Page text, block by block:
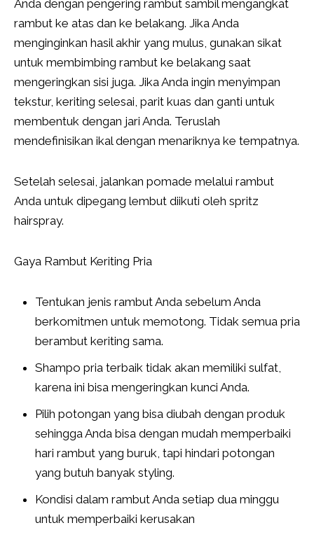
Anda dengan pengering rambut sambil mengangkat
rambut ke atas dan ke belakang. Jika Anda
menginginkan hasil akhir yang mulus, gunakan sikat
untuk membimbing rambut ke belakang saat
mengeringkan sisi juga. Jika Anda ingin menyimpan
tekstur, keriting selesai, parit kuas dan ganti untuk
membentuk dengan jari Anda. Teruslah
mendefinisikan ikal dengan menariknya ke tempatnya.
Setelah selesai, jalankan pomade melalui rambut
Anda untuk dipegang lembut diikuti oleh spritz
hairspray.
Gaya Rambut Keriting Pria
Tentukan jenis rambut Anda sebelum Anda
berkomitmen untuk memotong. Tidak semua pria
berambut keriting sama.
Shampo pria terbaik tidak akan memiliki sulfat,
karena ini bisa mengeringkan kunci Anda.
Pilih potongan yang bisa diubah dengan produk
sehingga Anda bisa dengan mudah memperbaiki
hari rambut yang buruk, tapi hindari potongan
yang butuh banyak styling.
Kondisi dalam rambut Anda setiap dua minggu
untuk memperbaiki kerusakan